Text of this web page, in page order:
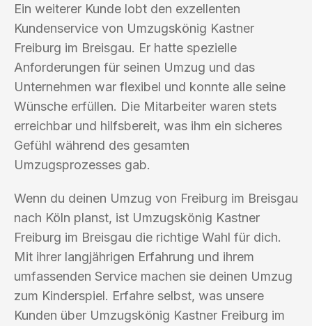
Ein weiterer Kunde lobt den exzellenten
Kundenservice von Umzugskönig Kastner
Freiburg im Breisgau. Er hatte spezielle
Anforderungen für seinen Umzug und das
Unternehmen war flexibel und konnte alle seine
Wünsche erfüllen. Die Mitarbeiter waren stets
erreichbar und hilfsbereit, was ihm ein sicheres
Gefühl während des gesamten
Umzugsprozesses gab.
Wenn du deinen Umzug von Freiburg im Breisgau
nach Köln planst, ist Umzugskönig Kastner
Freiburg im Breisgau die richtige Wahl für dich.
Mit ihrer langjährigen Erfahrung und ihrem
umfassenden Service machen sie deinen Umzug
zum Kinderspiel. Erfahre selbst, was unsere
Kunden über Umzugskönig Kastner Freiburg im